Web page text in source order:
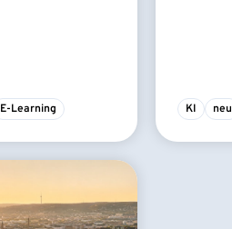
E-Learning KI neu